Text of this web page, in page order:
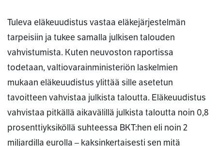
Tuleva eläkeuudistus vastaa eläkejärjestelmän
tarpeisiin ja tukee samalla julkisen talouden
vahvistumista. Kuten neuvoston raportissa
todetaan, valtiovarainministeriön laskelmien
mukaan eläkeuudistus ylittää sille asetetun
tavoitteen vahvistaa julkista taloutta. Eläkeuudistus
vahvistaa pitkällä aikavälillä julkista taloutta noin 0,8
prosenttiyksiköllä suhteessa BKT:hen eli noin 2
miljardilla eurolla – kaksinkertaisesti sen mitä